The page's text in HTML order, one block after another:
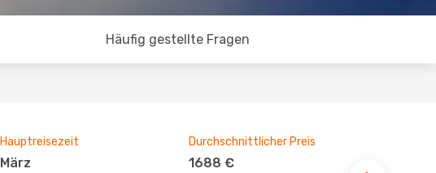
Häufig gestellte Fragen
Hauptreisezeit
März
Durchschnittlicher Preis
1688 €